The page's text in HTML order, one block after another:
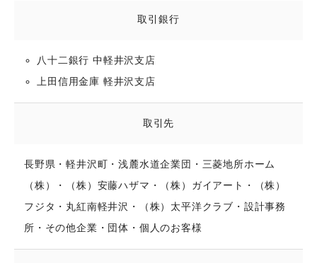
取引銀行
八十二銀行 中軽井沢支店
上田信用金庫 軽井沢支店
取引先
長野県・軽井沢町・浅麓水道企業団・三菱地所ホーム
（株）・（株）安藤ハザマ・（株）ガイアート・（株）
フジタ・丸紅南軽井沢・（株）太平洋クラブ・設計事務
所・その他企業・団体・個人のお客様